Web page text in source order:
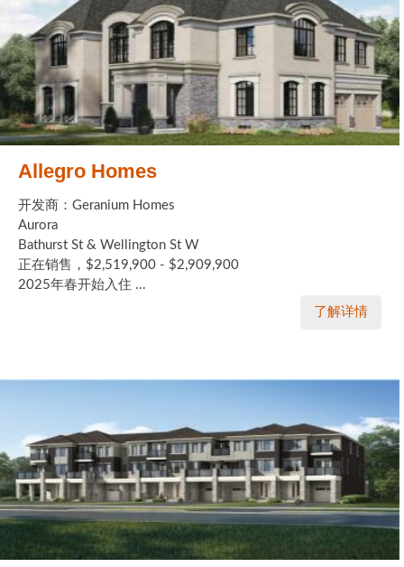
Allegro Homes
开发商：Geranium Homes
Aurora
Bathurst St & Wellington St W
正在销售，$2,519,900 - $2,909,900
2025年春开始入住 ...
了解详情